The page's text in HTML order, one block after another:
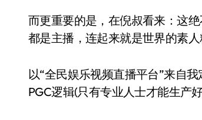
而更重要的是，在倪叔看来：这
都是主播，连起来就是世界的素
以“全民娱乐视频直播平台”来自
PGC逻辑(只有专业人士才能生产